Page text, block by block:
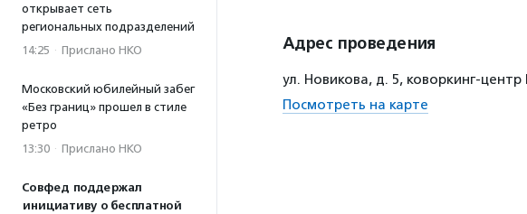
открывает сеть
региональных подразделений
14:25 · Прислано НКО
Московский юбилейный забег
«Без границ» прошел в стиле
ретро
13:30 · Прислано НКО
Совфед поддержал
инициативу о бесплатной
Адрес проведения
ул. Новикова, д. 5, коворкинг-
Посмотреть на карте